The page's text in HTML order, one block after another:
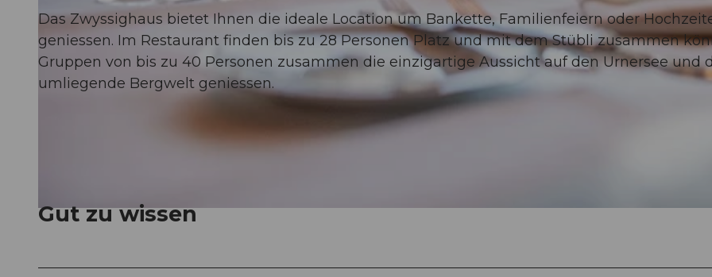
© Valentin Luthiger Fotografie
Das Zwyssighaus bietet Ihnen die ideale Location um Bankette, Familienfeiern oder
geniessen. Im Restaurant finden bis zu 28 Personen Platz und mit dem Stübli zusammen
Gruppen von bis zu 40 Personen zusammen die einzigartige Aussicht auf den Urnersee und
umliegende Bergwelt geniessen.
Gut zu wissen